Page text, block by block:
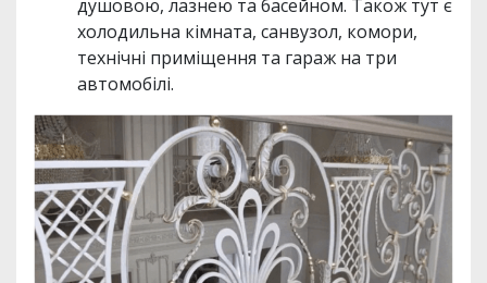
душовою, лазнею та басейном. Також тут є
холодильна кімната, санвузол, комори,
технічні приміщення та гараж на три
автомобілі.